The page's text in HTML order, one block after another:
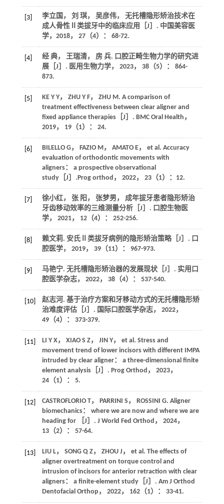
[3]
李立国， 刘 琪， 吴彦伟， 无托槽隐形矫治技术在
成人骨性Ⅱ类拔牙中的临床应用［J］. 中国美容医
学， 2018， 27（4）： 68-72.
[4]
经 典， 王瑞清， 房 兵. 口腔正畸生物力学的研究进
展［J］. 医用生物力学， 2023， 38（5）： 864-
873.
[5] KE Y Y， ZHU Y F， ZHU M. A comparison of
treatment effectiveness between clear aligner and
fixed appliance therapies［J］. BMC Oral Health ，
2019， 19（1）： 24.
[6] BILELLO G， FAZIO M， AMATO E， et al. Accuracy
evaluation of orthodontic movements with
aligners： a prospective observational
study［J］.Prog orthod ， 2022， 23（1）：12.
[7]
徐小红， 张 阳， 张梦男， 成年拔牙患者隐形矫治
牙齿移动效率的三维测量分析［J］. 口腔生物医
学， 2021， 12（4）： 252-256.
[8] 赖文莉. 安氏Ⅱ类拔牙病例的隐形矫治策略［J］. 口
腔医学， 2019， 39（11）： 967-973.
[9] 马艳宁. 无托槽隐形矫治器的发展现状［J］. 实用口
腔医学杂志， 2022， 38（4）： 537-540.
[10]
赵志河. 基于治疗方案和牙移动方式的无托槽隐形矫
治难度评估［J］. 国际口腔医学杂志， 2022，
49（4）： 373-379.
[11] LI Y X， XIAO S Z， JIN Y， et al. Stress and
movement trend of lower incisors with different IMPA
intruded by clear aligner： a three-dimensional finite
element analysis［J］. Prog Orthod ， 2023，
24（1）： 5.
[12] CASTROFLORIO T， PARRINI S ， ROSSINI G. Aligner
biomechanics： where we are now and where we are
heading for ［J］. J World Fed Orthod ， 2024，
13（2）： 57-64.
[13] LIU L， SONG Q Z， ZHOU J ， et al. The effects of
aligner overtreatment on torque control and
intrusion of incisors for anterior retraction with clear
aligners： a finite-element study［J］. Am J Orthod
Dentofacial Orthop ， 2022， 162（1）： 33-41.